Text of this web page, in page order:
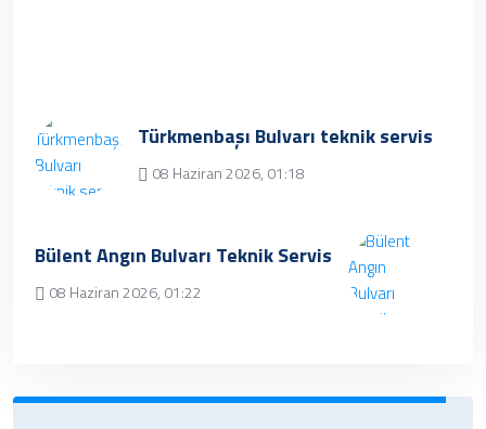
Türkmenbaşı Bulvarı teknik servis
08 Haziran 2026, 01:18
Bülent Angın Bulvarı Teknik Servis
08 Haziran 2026, 01:22